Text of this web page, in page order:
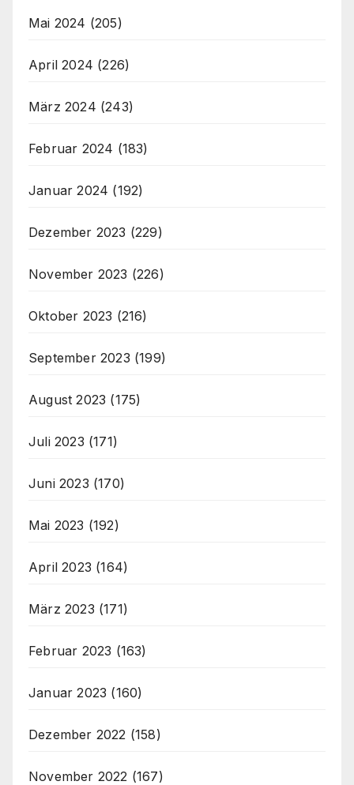
Mai 2024 (205)
April 2024 (226)
März 2024 (243)
Februar 2024 (183)
Januar 2024 (192)
Dezember 2023 (229)
November 2023 (226)
Oktober 2023 (216)
September 2023 (199)
August 2023 (175)
Juli 2023 (171)
Juni 2023 (170)
Mai 2023 (192)
April 2023 (164)
März 2023 (171)
Februar 2023 (163)
Januar 2023 (160)
Dezember 2022 (158)
November 2022 (167)